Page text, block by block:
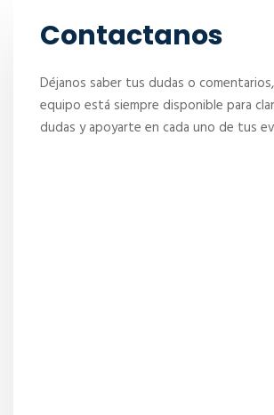
Contactanos
Déjanos saber tus dudas o
equipo está siempre disponible para
dudas y apoyarte en cada uno de tus